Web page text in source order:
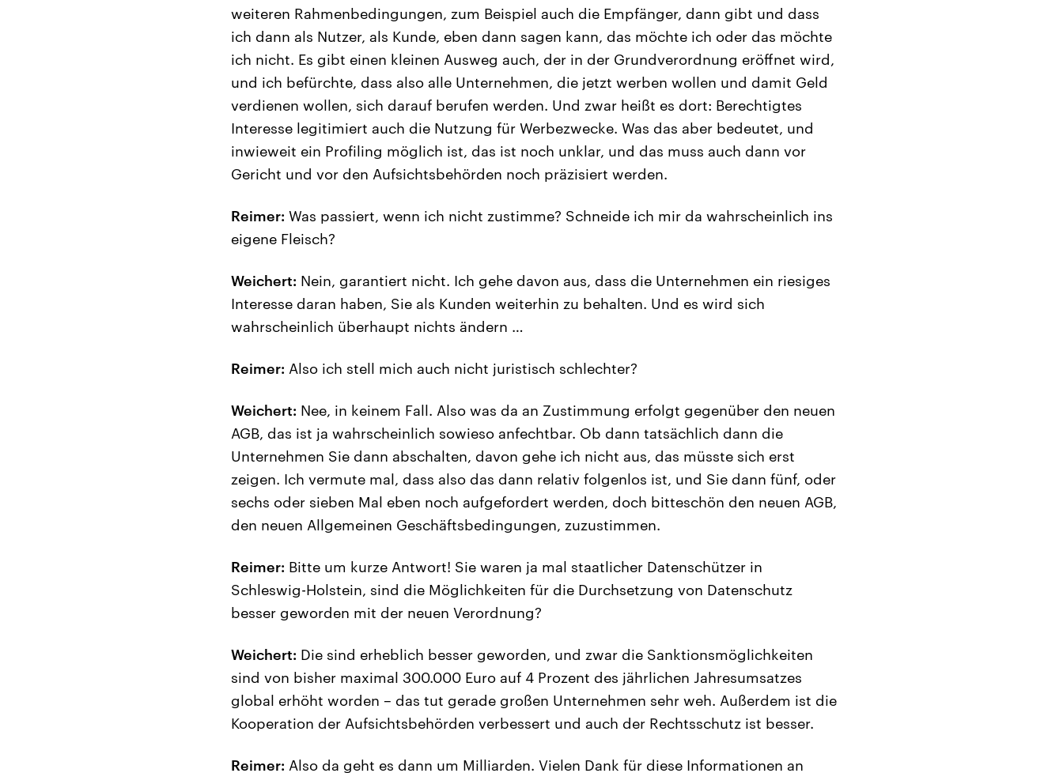
weiteren Rahmenbedingungen, zum Beispiel auch die Empfänger, dann gibt und dass
ich dann als Nutzer, als Kunde, eben dann sagen kann, das möchte ich oder das möchte
ich nicht. Es gibt einen kleinen Ausweg auch, der in der Grundverordnung eröffnet wird,
und ich befürchte, dass also alle Unternehmen, die jetzt werben wollen und damit Geld
verdienen wollen, sich darauf berufen werden. Und zwar heißt es dort: Berechtigtes
Interesse legitimiert auch die Nutzung für Werbezwecke. Was das aber bedeutet, und
inwieweit ein Profiling möglich ist, das ist noch unklar, und das muss auch dann vor
Gericht und vor den Aufsichtsbehörden noch präzisiert werden.
Reimer: Was passiert, wenn ich nicht zustimme? Schneide ich mir da wahrscheinlich ins
eigene Fleisch?
Weichert: Nein, garantiert nicht. Ich gehe davon aus, dass die Unternehmen ein riesiges
Interesse daran haben, Sie als Kunden weiterhin zu behalten. Und es wird sich
wahrscheinlich überhaupt nichts ändern …
Reimer: Also ich stell mich auch nicht juristisch schlechter?
Weichert: Nee, in keinem Fall. Also was da an Zustimmung erfolgt gegenüber den neuen
AGB, das ist ja wahrscheinlich sowieso anfechtbar. Ob dann tatsächlich dann die
Unternehmen Sie dann abschalten, davon gehe ich nicht aus, das müsste sich erst
zeigen. Ich vermute mal, dass also das dann relativ folgenlos ist, und Sie dann fünf, oder
sechs oder sieben Mal eben noch aufgefordert werden, doch bitteschön den neuen AGB,
den neuen Allgemeinen Geschäftsbedingungen, zuzustimmen.
Reimer: Bitte um kurze Antwort! Sie waren ja mal staatlicher Datenschützer in
Schleswig-Holstein, sind die Möglichkeiten für die Durchsetzung von Datenschutz
besser geworden mit der neuen Verordnung?
Weichert: Die sind erheblich besser geworden, und zwar die Sanktionsmöglichkeiten
sind von bisher maximal 300.000 Euro auf 4 Prozent des jährlichen Jahresumsatzes
global erhöht worden – das tut gerade großen Unternehmen sehr weh. Außerdem ist die
Kooperation der Aufsichtsbehörden verbessert und auch der Rechtsschutz ist besser.
Reimer: Also da geht es dann um Milliarden. Vielen Dank für diese Informationen an